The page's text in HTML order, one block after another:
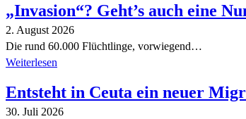
„Invasion“? Geht’s auch eine
2. August 2026
Die rund 60.000 Flüchtlinge, vorwiegend…
Weiterlesen
Entsteht in Ceuta ein neuer
30. Juli 2026